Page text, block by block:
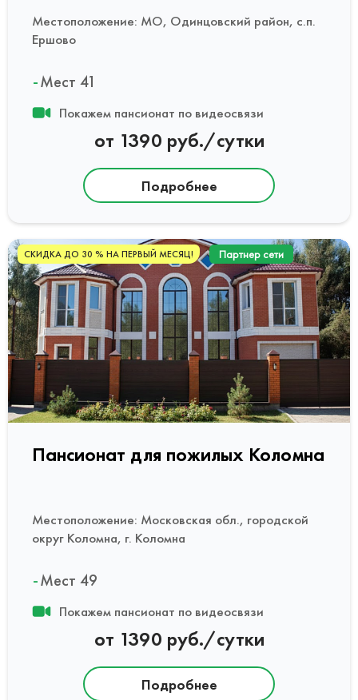
Местоположение: МО, Одинцовский район, с.п.
Ершово
Мест 41
Покажем пансионат по видеосвязи
от 1390 руб./сутки
Подробнее
СКИДКА ДО 30 % НА ПЕРВЫЙ МЕСЯЦ! Партнер сети
Пансионат для пожилых Коломна
Местоположение: Московская обл., городской
округ Коломна, г. Коломна
Мест 49
Покажем пансионат по видеосвязи
от 1390 руб./сутки
Подробнее